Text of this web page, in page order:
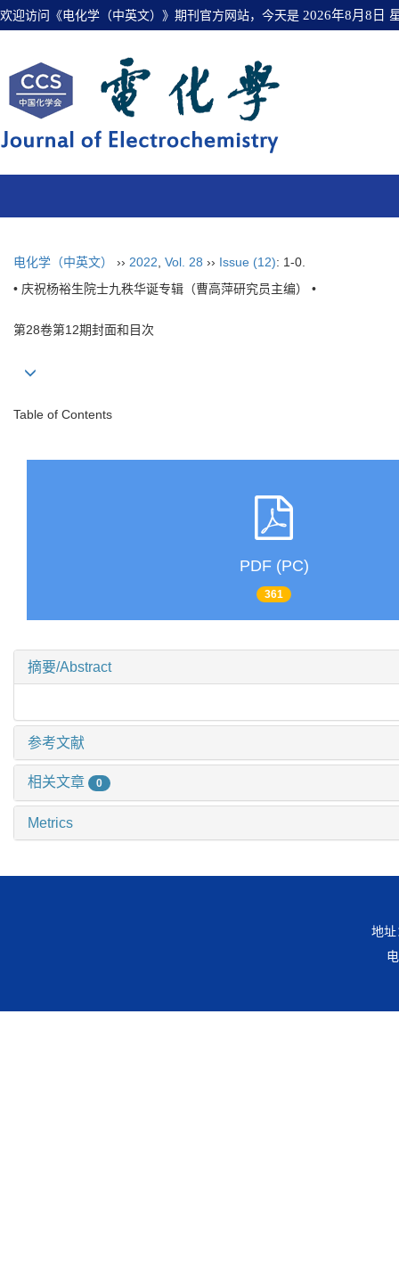
欢迎访问《电化学（中英文）》期刊官方网站，今天是 2026年8月8日
电化学（中英文） ›› 2022 Vol. 28 ›› Issue (12): 1-0.
• 庆祝杨裕生院士九秩华诞专辑（曹高萍研究员主编） •
第28卷第12期封面和目次
Table of Contents
PDF (PC)
361
摘要/Abstract
参考文献
相关文章 0
Metrics
地